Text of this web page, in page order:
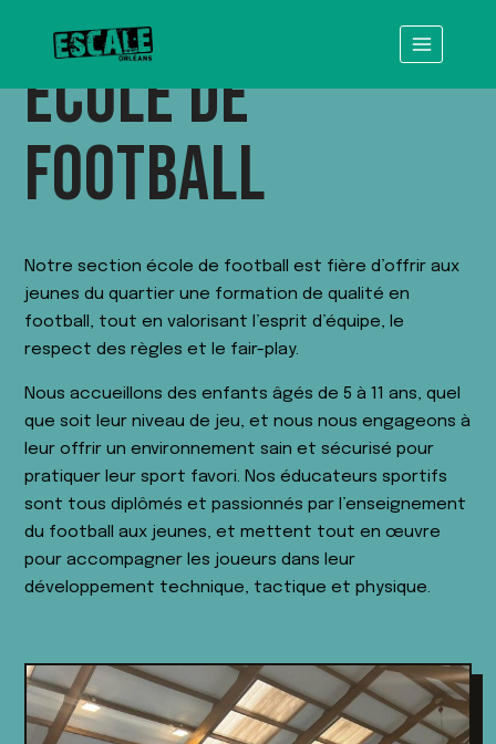
ÉCOLE DE
FOOTBALL
Notre section école de football est fière d’offrir aux
jeunes du quartier une formation de qualité en
football, tout en valorisant l’esprit d’équipe, le
respect des règles et le fair-play.
Nous accueillons des enfants âgés de 5 à 11 ans, quel
que soit leur niveau de jeu, et nous nous engageons à
leur offrir un environnement sain et sécurisé pour
pratiquer leur sport favori. Nos éducateurs sportifs
sont tous diplômés et passionnés par l’enseignement
du football aux jeunes, et mettent tout en œuvre
pour accompagner les joueurs dans leur
développement technique, tactique et physique.